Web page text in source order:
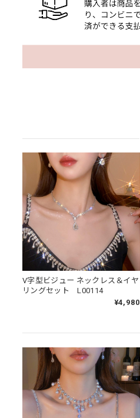
V字型ビジュー ネックレス＆イヤ
リングセット L00114
¥4,980